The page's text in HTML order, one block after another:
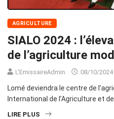
AGRICULTURE
SIALO 2024 :
de l’agriculture
L'EmissaireAdmin 08/10/2024
Lomé deviendra le centre de
International de l’Agriculture et
LIRE PLUS